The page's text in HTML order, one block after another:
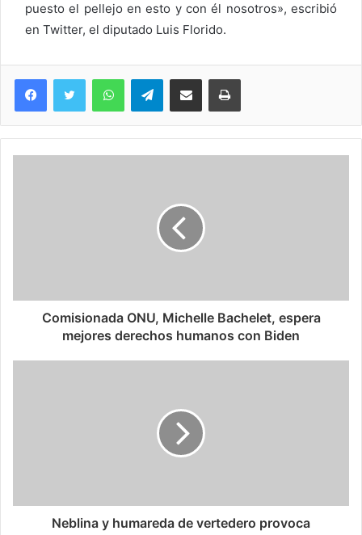
puesto el pellejo en esto y con él nosotros», escribió
en Twitter, el diputado Luis Florido.
WhatsAppTelegramCompartir via Email Imprimi
Comisionada ONU, Michelle Bachelet, espera
mejores derechos humanos con Biden
Neblina y humareda de vertedero provoca